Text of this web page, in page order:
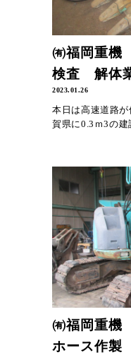
㈲福岡重
検査 解体
2023.01.26
本日は高速道路
賀県に0.3ｍ3の
㈲福岡重
ホース作